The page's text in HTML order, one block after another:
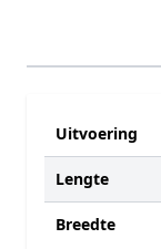
Uitvoering
Lengte
Breedte